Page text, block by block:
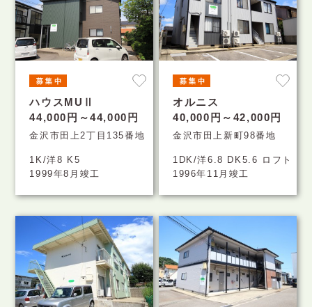
ハウスMUⅡ
44,000円～44,000円
金沢市田上2丁目135番地
1K/洋8 K5
1999年8月竣工
オルニス
40,000円～42,000円
金沢市田上新町98番地
1DK/洋6.8 DK5.6 ロフト
1996年11月竣工